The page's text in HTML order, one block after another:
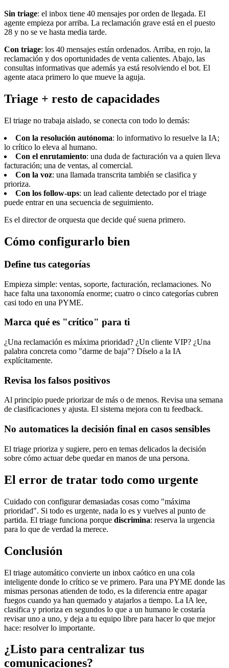
Sin triage: el inbox tiene 40 mensajes por orden de llegada. El
agente empieza por arriba. La reclamación grave está en el puesto
28 y no se ve hasta media tarde.
Con triage: los 40 mensajes están ordenados. Arriba, en rojo, la
reclamación y dos oportunidades de venta calientes. Abajo, las
consultas informativas que además ya está resolviendo el bot. El
agente ataca primero lo que mueve la aguja.
Triage + resto de capacidades
El triage no trabaja aislado, se conecta con todo lo demás:
Con la resolución autónoma: lo informativo lo resuelve la IA;
lo crítico lo eleva al humano.
Con el enrutamiento: una duda de facturación va a quien lleva
facturación; una de ventas, al comercial.
Con la voz: una llamada transcrita también se clasifica y
prioriza.
Con los follow-ups: un lead caliente detectado por el triage
puede entrar en una secuencia de seguimiento.
Es el director de orquesta que decide qué suena primero.
Cómo configurarlo bien
Define tus categorías
Empieza simple: ventas, soporte, facturación, reclamaciones. No
hace falta una taxonomía enorme; cuatro o cinco categorías cubren
casi todo en una PYME.
Marca qué es "crítico" para ti
¿Una reclamación es máxima prioridad? ¿Un cliente VIP? ¿Una
palabra concreta como "darme de baja"? Díselo a la IA
explícitamente.
Revisa los falsos positivos
Al principio puede priorizar de más o de menos. Revisa una semana
de clasificaciones y ajusta. El sistema mejora con tu feedback.
No automatices la decisión final en casos sensibles
El triage prioriza y sugiere, pero en temas delicados la decisión
sobre cómo actuar debe quedar en manos de una persona.
El error de tratar todo como urgente
Cuidado con configurar demasiadas cosas como "máxima
prioridad". Si todo es urgente, nada lo es y vuelves al punto de
partida. El triage funciona porque discrimina: reserva la urgencia
para lo que de verdad la merece.
Conclusión
El triage automático convierte un inbox caótico en una cola
inteligente donde lo crítico se ve primero. Para una PYME donde las
mismas personas atienden de todo, es la diferencia entre apagar
fuegos cuando ya han quemado y atajarlos a tiempo. La IA lee,
clasifica y prioriza en segundos lo que a un humano le costaría
revisar uno a uno, y deja a tu equipo libre para hacer lo que mejor
hace: resolver lo importante.
¿Listo para centralizar tus
comunicaciones?